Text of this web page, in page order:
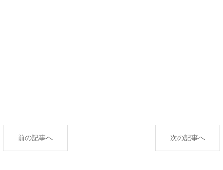
前の記事へ 次の記事へ